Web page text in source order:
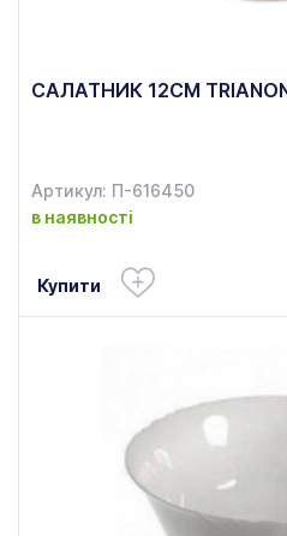
САЛАТНИК 12СМ
Артикул: П-616450
в наявності
Купити